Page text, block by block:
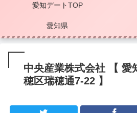
愛知デートTOP
愛知県
中央産業株式会社 【 愛
穂区瑞穂通7-22 】